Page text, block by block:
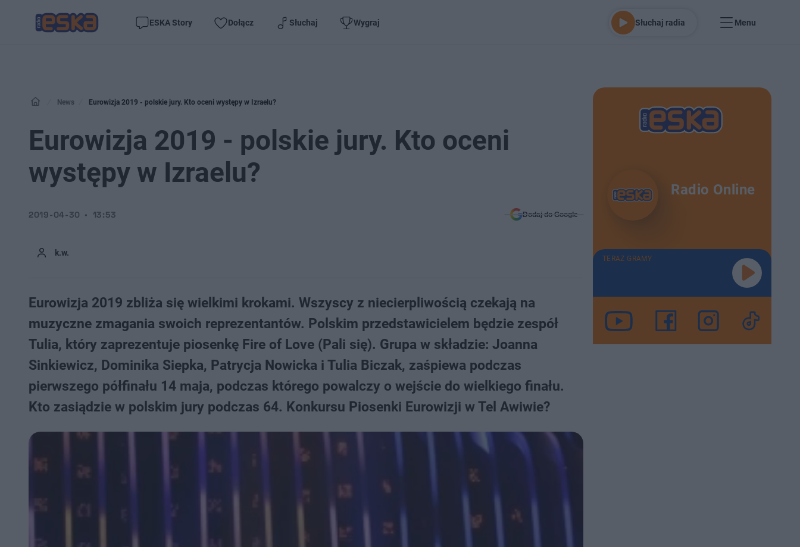
ESKA Story Dołącz Słuchaj Wygraj Słuchaj radia Menu
News Eurowizja 2019 - polskie jury. Kto oceni występy w Izraelu?
Eurowizja 2019 - polskie jury. Kto oceni
występy w Izraelu?
k.w.
2019-04-30 13:53 Dodaj do Google
Eurowizja 2019 zbliża się wielkimi krokami. Wszyscy z niecierpliwością czekają na
muzyczne zmagania swoich reprezentantów. Polskim przedstawicielem będzie zespół
Tulia, który zaprezentuje piosenkę Fire of Love (Pali się). Grupa w składzie: Joanna
Sinkiewicz, Dominika Siepka, Patrycja Nowicka i Tulia Biczak, zaśpiewa podczas
pierwszego półfinału 14 maja, podczas którego powalczy o wejście do wielkiego finału.
Kto zasiądzie w polskim jury podczas 64. Konkursu Piosenki Eurowizji w Tel Awiwie?
Radio Online
TERAZ GRAMY